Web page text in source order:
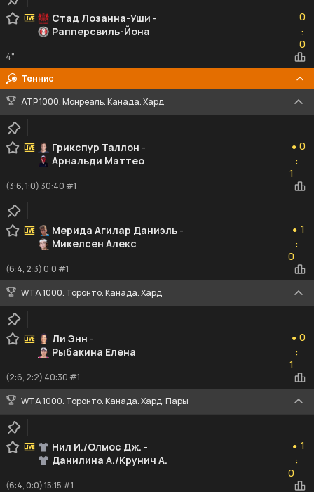
Стад Лозанна-Уши -
Рапперсвиль-Йона
0
:0
0
4"
Теннис
ATP 1000. Монреаль. Канада. Хард
Грикспур Таллон -
Арнальди Маттео
● 0
:
1
(3:6, 1:0) 30:40 #1
Мерида Агилар Даниэль -
Микелсен Алекс
● 1
:
0
(6:4, 2:3) 0:0 #1
WTA 1000. Торонто. Канада. Хард
Ли Энн -
Рыбакина Елена
● 0
:
1
(2:6, 2:2) 40:30 #1
WTA 1000. Торонто. Канада. Хард. Пары
Нил И./Олмос Дж. -
Данилина А./Крунич А.
● 1
:
0
(6:4, 0:0) 15:15 #1